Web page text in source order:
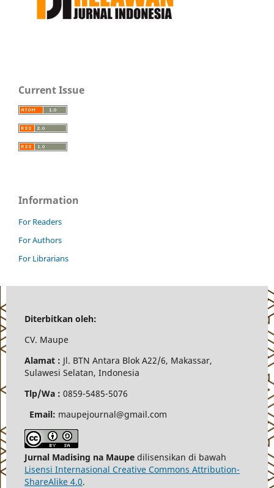
Current Issue
Information
For Readers
For Authors
For Librarians
Diterbitkan oleh:
CV. Maupe
Alamat : Jl. BTN Antara Blok A22/6, Makassar,
Sulawesi Selatan, Indonesia
Tlp/Wa : 0859-5485-5076
Email: maupejournal@gmail.com
Jurnal Madising na Maupedilisensikan di bawah
Lisensi Internasional Creative Commons Attribution-
ShareAlike 4.0.